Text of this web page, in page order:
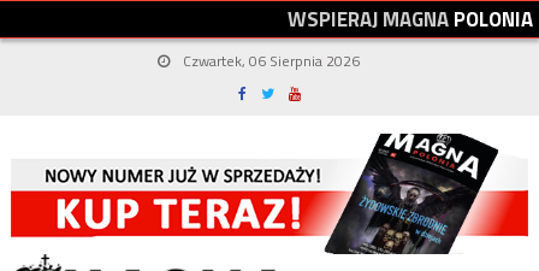
WSPIERAJMAGNAPOLONIA
Czwartek, 06 Sierpnia 2026